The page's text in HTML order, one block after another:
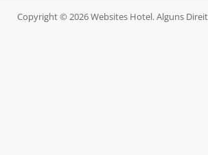
Copyright © 2026 Websites Hotel. Alguns